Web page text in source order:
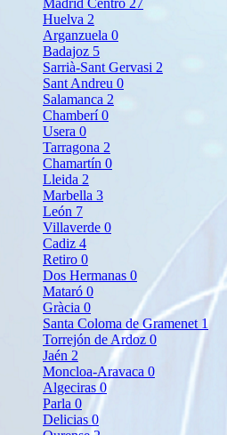
Madrid Centro 27
Huelva 2
Arganzuela 0
Badajoz 5
Sarrià-Sant Gervasi 2
Sant Andreu 0
Salamanca 2
Chamberí0
Usera 0
Tarragona 2
Chamartín 0
Lleida 2
Marbella 3
León 7
Villaverde 0
Cadiz 4
Retiro 0
Dos Hermanas 0
Mataró 0
Gràcia 0
Santa Coloma de Gramenet 1
Torrejón de Ardoz 0
Jaén 2
Moncloa-Aravaca 0
Algeciras 0
Parla 0
Delicias 0